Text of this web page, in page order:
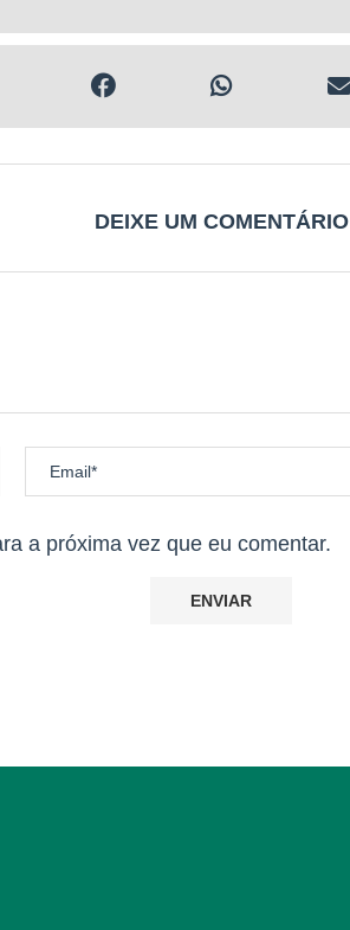
DEIXE UM COMENTÁRIO
a próxima vez que eu comentar.